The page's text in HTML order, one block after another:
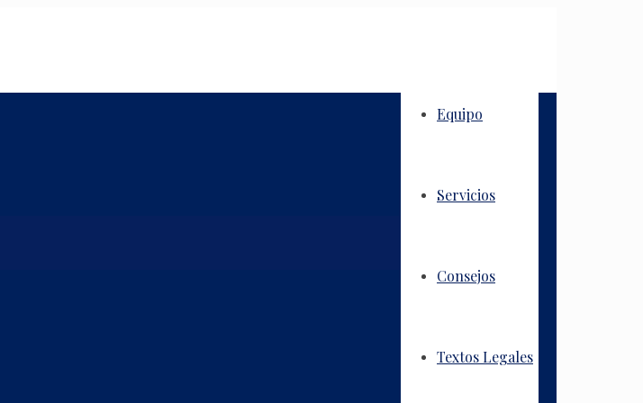
Equipo
Servicios
Consejos
Textos Legales